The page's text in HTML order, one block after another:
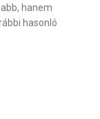
hanem
hasonló